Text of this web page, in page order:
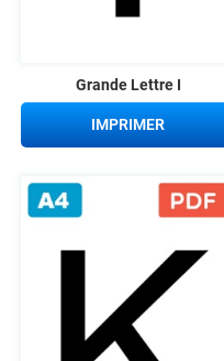
Grande Lettre I
IMPRIMER